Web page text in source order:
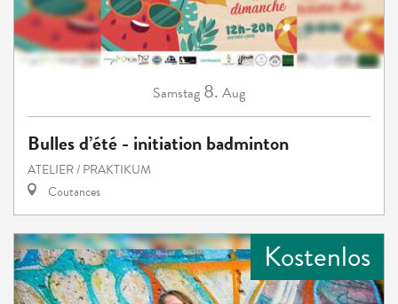
Samstag 8. Aug
Bulles d’été - initiation badminton
ATELIER / PRAKTIKUM
Coutances
Kostenlos